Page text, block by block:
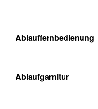
Ablauffernbedienung
Ablaufgarnitur